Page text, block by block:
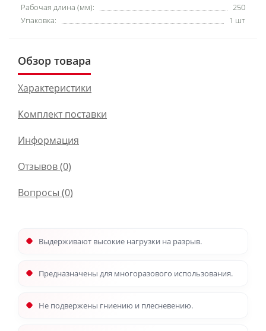
Рабочая длина (мм):
250
Упаковка:
1 шт
Обзор товара
Характеристики
Комплект поставки
Информация
Отзывов (0)
Вопросы (0)
Выдерживают высокие нагрузки на разрыв.
Предназначены для многоразового использования.
Не подвержены гниению и плесневению.